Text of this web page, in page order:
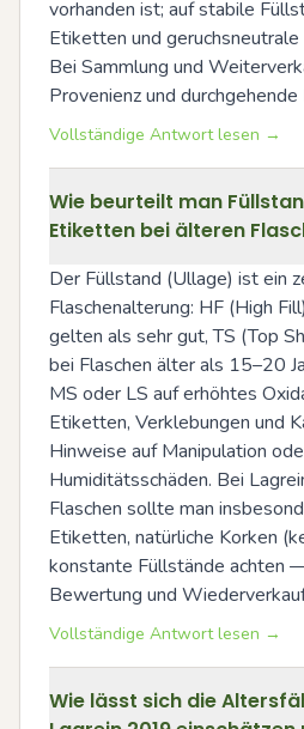
vorhanden ist; auf stabile
Etiketten und
Bei Sammlung und
Provenienz und
Vollständige Antwort lesen →
Wie beurteilt man
Etiketten bei älteren
Der Füllstand (Ullage) ist ein
Flaschenalterung: HF (High
gelten als sehr gut, TS (Top
bei Flaschen älter als 15–20
MS oder LS auf erhöhtes
Etiketten, Verklebungen und
Hinweise auf Manipulation
Humiditätsschäden. Bei
Flaschen sollte man
Etiketten, natürliche Korken
konstante Füllstände achten
Bewertung und
Vollständige Antwort lesen →
Wie lässt sich die